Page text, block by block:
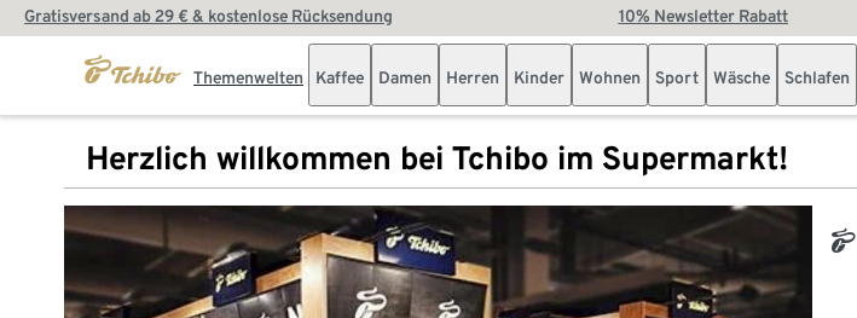
Gratisversand ab 29 € & kostenlose Rücksendung 10% Newsletter Rabatt
Themenwelten Kaffee Damen Herren Kinder Wohnen Sport Wäsche Schlafen
Herzlich willkommen bei Tchibo im Supermarkt!
tchibo_logo